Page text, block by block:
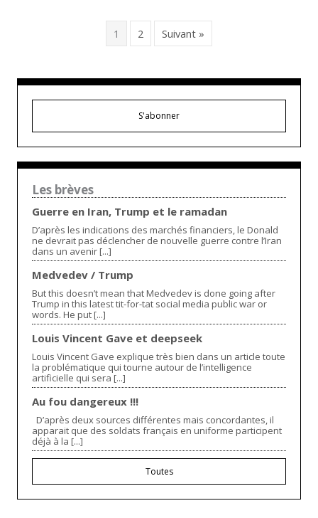
1 2 Suivant »
S'abonner
Les brèves
Guerre en Iran, Trump et le ramadan
D’après les indications des marchés financiers, le Donald
ne devrait pas déclencher de nouvelle guerre contre l’Iran
dans un avenir [...]
Medvedev / Trump
But this doesn’t mean that Medvedev is done going after
Trump in this latest tit-for-tat social media public war or
words. He put [...]
Louis Vincent Gave et deepseek
Louis Vincent Gave explique très bien dans un article toute
la problématique qui tourne autour de l’intelligence
artificielle qui sera [...]
Au fou dangereux !!!
D’après deux sources différentes mais concordantes, il
apparait que des soldats français en uniforme participent
déjà à la [...]
Toutes